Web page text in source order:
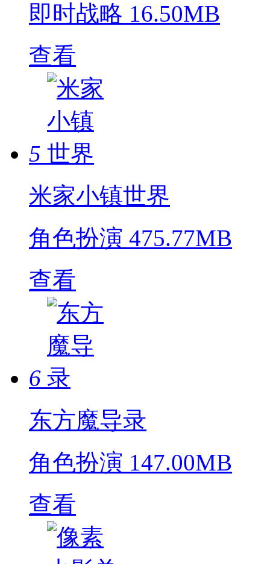
即时战略 16.50MB
查看
5
米家小镇世界
角色扮演 475.77MB
查看
6
东方魔导录
角色扮演 147.00MB
查看